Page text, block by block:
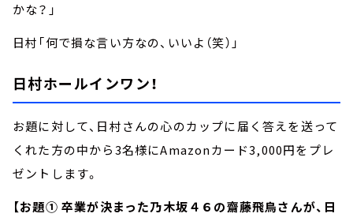
かな？」
日村「何で損な言い方なの、いいよ（笑）」
日村ホールインワン！
お題に対して、日村さんの心のカップに届く答えを送って
くれた方の中から3名様にAmazonカード3,000円をプレ
ゼントします。
【お題① 卒業が決まった乃木坂４６の齋藤飛鳥さんが、日